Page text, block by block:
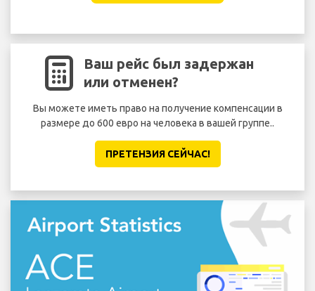
Ваш рейс был задержан
или отменен?
Вы можете иметь право на получение компенсации в
размере до 600 евро на человека в вашей группе..
ПРЕТЕНЗИЯ CЕЙЧАС!